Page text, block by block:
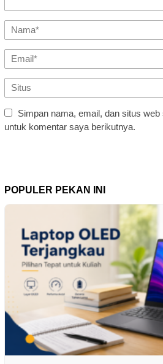
Simpan nama, email, dan situs
untuk komentar saya berikutnya.
POPULER PEKAN INI